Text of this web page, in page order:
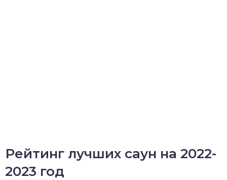
Рейтинг лучших саун на 2022-
2023 год